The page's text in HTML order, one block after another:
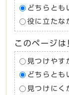
どちらとも
役に立たな
このページは
見つけやす
どちらとも
見つけにく